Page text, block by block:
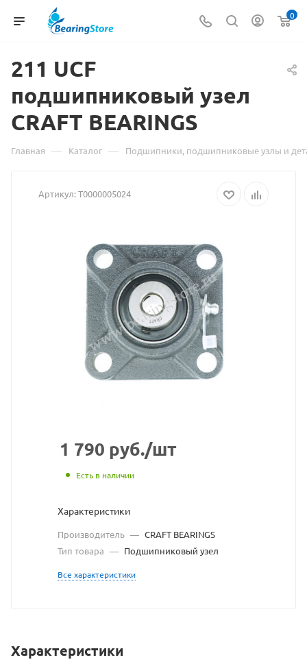
0
211 UCF
подшипниковый
товаре
UCF
узел
CRAFT
взят
с
сайта
узел
CRAFT BEARINGS
Главная — Каталог — Подшипники, подшипниковые узлы и
Артикул:Т0000005024
1 790 руб./шт
Есть в наличии
Характеристики
Производитель — CRAFT BEARINGS
Тип товара — Подшипниковый узел
Все характеристики
Характеристики